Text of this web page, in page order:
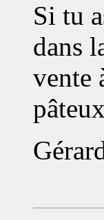
Si tu
dans
vente